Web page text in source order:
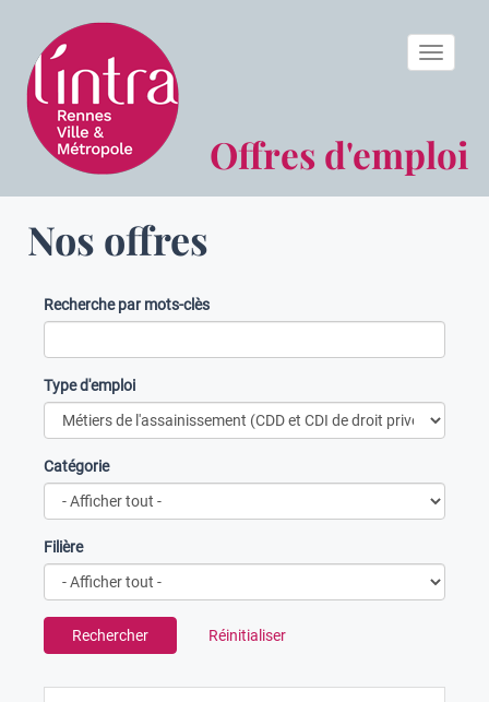
Offres d'emploi
Toggle
Nos offres
Recherche par mots-clès
Type d'emploi
Catégorie
Filière
Rechercher Réinitialiser